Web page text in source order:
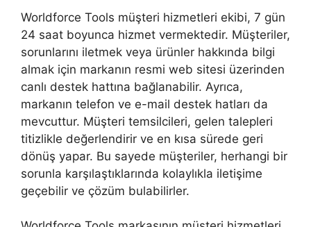
Worldforce Tools müşteri hizmetleri ekibi, 7 gün
24 saat boyunca hizmet vermektedir. Müşteriler,
sorunlarını iletmek veya ürünler hakkında bilgi
almak için markanın resmi web sitesi üzerinden
canlı destek hattına bağlanabilir. Ayrıca,
markanın telefon ve e-mail destek hatları da
mevcuttur. Müşteri temsilcileri, gelen talepleri
titizlikle değerlendirir ve en kısa sürede geri
dönüş yapar. Bu sayede müşteriler, herhangi bir
sorunla karşılaştıklarında kolaylıkla iletişime
geçebilir ve çözüm bulabilirler.